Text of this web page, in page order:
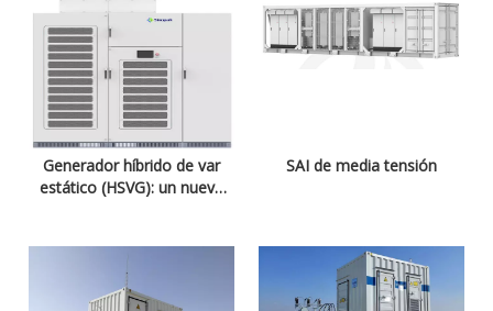
Generador híbrido de var
estático (HSVG): un nuevo
SAI de media tensión